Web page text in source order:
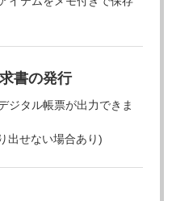
書の発行
ジタル帳票が出力できま
出せない場合あり)